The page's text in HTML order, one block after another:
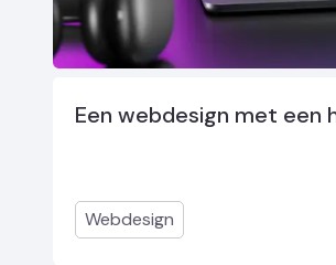
Een webdesign met
Webdesign